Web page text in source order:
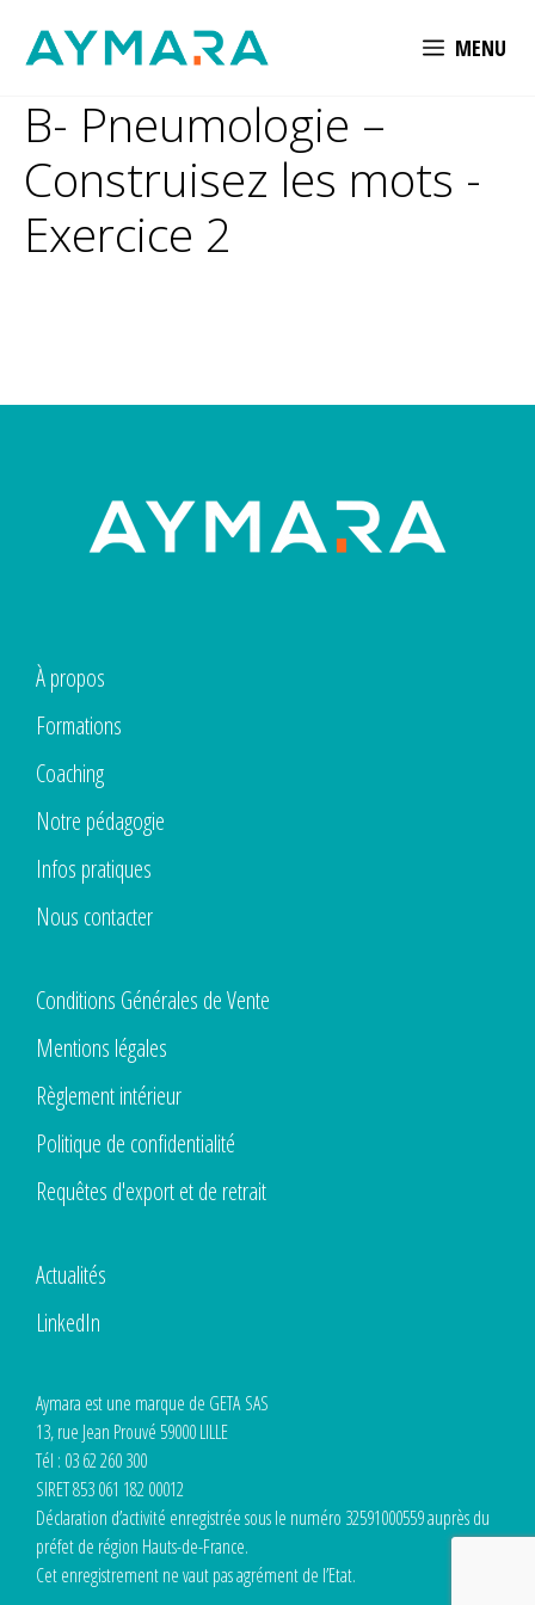
MENU
B- Pneumologie –
Construisez les mots -
Exercice 2
À propos
Formations
Coaching
Notre pédagogie
Infos pratiques
Nous contacter
Conditions Générales de Vente
Mentions légales
Règlement intérieur
Politique de confidentialité
Requêtes d'export et de retrait
Actualités
LinkedIn
Aymara est une marque de GETA SAS
13, rue Jean Prouvé 59000 LILLE
Tél : 03 62 260 300
SIRET 853 061 182 00012
Déclaration d’activité enregistrée sous le numéro 32591000559 auprès du
préfet de région Hauts-de-France.
Cet enregistrement ne vaut pas agrément de l’Etat.